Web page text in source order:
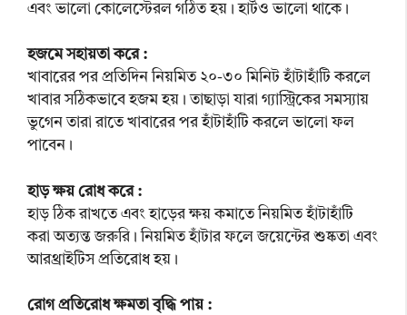
এবং ভালো কোলেস্টেরল গঠিত হয়। হার্টও ভালো থাকে।
হজমে সহায়তা করে :
খাবারের পর প্রতিদিন নিয়মিত ২০-৩০ মিনিট হাঁটাহাঁটি করলে
খাবার সঠিকভাবে হজম হয়। তাছাড়া যারা গ্যাস্ট্রিকের সমস্যায়
ভুগেন তারা রাতে খাবারের পর হাঁটাহাঁটি করলে ভালো ফল
পাবেন।
হাড় ক্ষয় রোধ করে :
হাড় ঠিক রাখতে এবং হাড়ের ক্ষয় কমাতে নিয়মিত হাঁটাহাঁটি
করা অত্যন্ত জরুরি। নিয়মিত হাঁটার ফলে জয়েন্টের শুষ্কতা এবং
আরথ্রাইটিস প্রতিরোধ হয়।
রোগ প্রতিরোধ ক্ষমতা বৃদ্ধি পায় :